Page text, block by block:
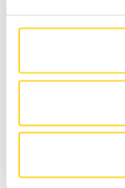
1. La sécurité
2. Nous
les personnes